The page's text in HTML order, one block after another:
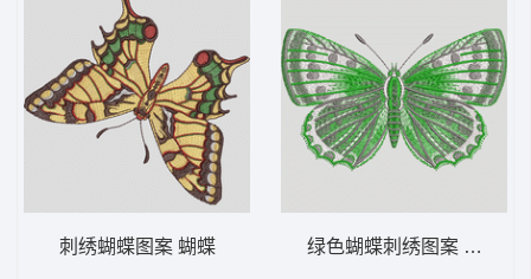
刺绣蝴蝶图案 蝴蝶 绿色蝴蝶刺绣图案 蝴蝶